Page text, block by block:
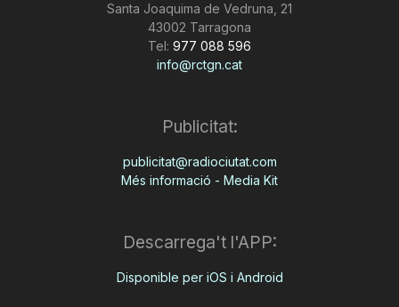
Santa Joaquima de Vedruna, 21
43002 Tarragona
Tel: 977 088 596
info@rctgn.cat
Publicitat:
publicitat@radiociutat.com
Més informació - Media Kit
Descarrega't l'APP:
Disponible per iOS i Android